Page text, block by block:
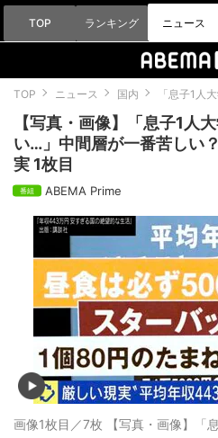
TOP ランキング ニュース
TOP ニュース 国内 「息子1人
【写真・画像】「息子1人
い…」中間層が一番苦しい
実 1枚目
ABEMA Prime
画像1枚目／7枚 【写真・画像】「